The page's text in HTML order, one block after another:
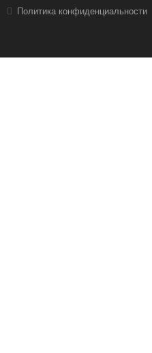
Политика конфиденциальности